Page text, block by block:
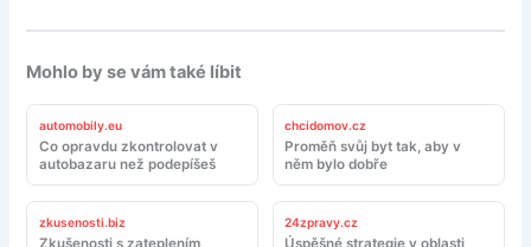
Mohlo by se vám také líbit
automobily.eu
Co opravdu zkontrolovat v
autobazaru než podepíšeš
chcidomov.cz
Proměň svůj byt tak, aby v
něm bylo dobře
zkusenosti.biz
Zkušenosti s zateplením
24zpravy.cz
Úspěšné strategie v oblasti